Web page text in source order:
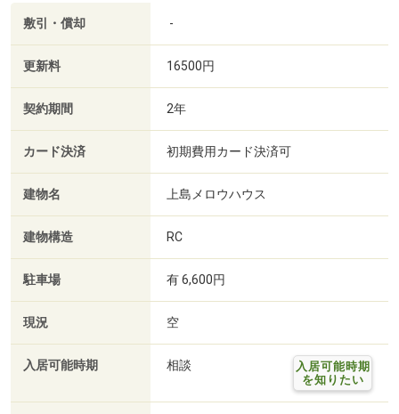
敷引・償却 -
更新料 16500円
契約期間 2年
カード決済 初期費用カード決済可
建物名 上島メロウハウス
建物構造 RC
駐車場 有 6,600円
現況 空
入居可能時期 相談
入居可能時期
を知りたい